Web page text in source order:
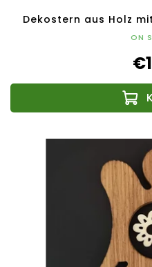
Dekostern aus Holz
ON